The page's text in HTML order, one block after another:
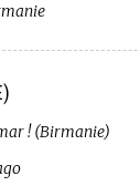
! (Birmanie)